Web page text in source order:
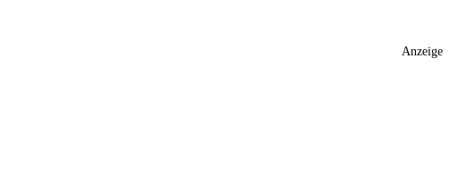
Anzeige